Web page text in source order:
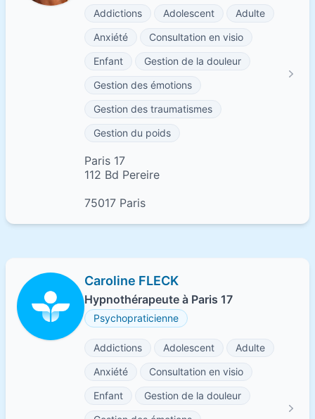
Addictions Adolescent
Adulte
Anxiété
Consultation en visio
Enfant
Gestion de la douleur
Gestion des émotions
Gestion des traumatismes
Gestion du poids
Paris 17
112 Bd Pereire
75017 Paris
Caroline FLECK
Hypnothérapeute à Paris 17
Psychopraticienne
Addictions Adolescent
Adulte
Anxiété
Consultation en visio
Enfant
Gestion de la douleur